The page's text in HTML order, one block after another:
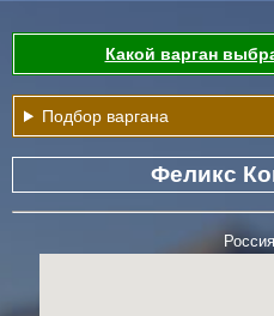
Какой варган
Подбор варгана
Феликс